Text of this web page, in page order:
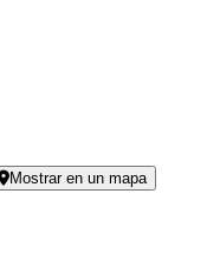
Mostrar en un mapa